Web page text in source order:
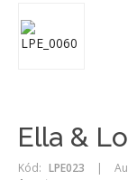
Ella &
Kód: LPE023 |